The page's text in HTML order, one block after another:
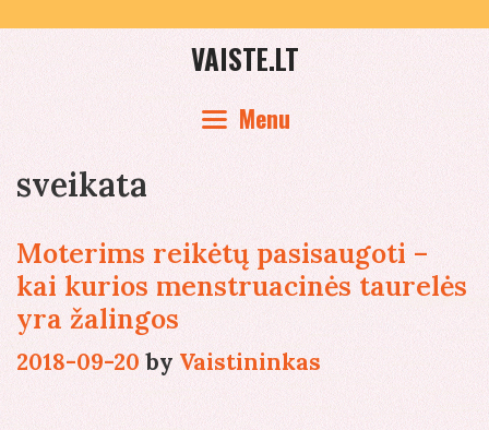
to
content
VAISTE.LT
Menu
sveikata
Moterims reikėtų pasisaugoti –
kai kurios menstruacinės taurelės
yra žalingos
2018-09-20 by Vaistininkas